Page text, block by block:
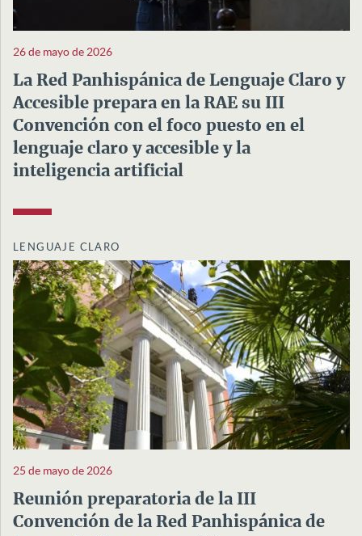
26 de mayo de 2026
La Red Panhispánica de Lenguaje Claro y
Accesible prepara en la RAE su III
Convención con el foco puesto en el
lenguaje claro y accesible y la
inteligencia artificial
LENGUAJE CLARO
25 de mayo de 2026
Reunión preparatoria de la III
Convención de la Red Panhispánica de